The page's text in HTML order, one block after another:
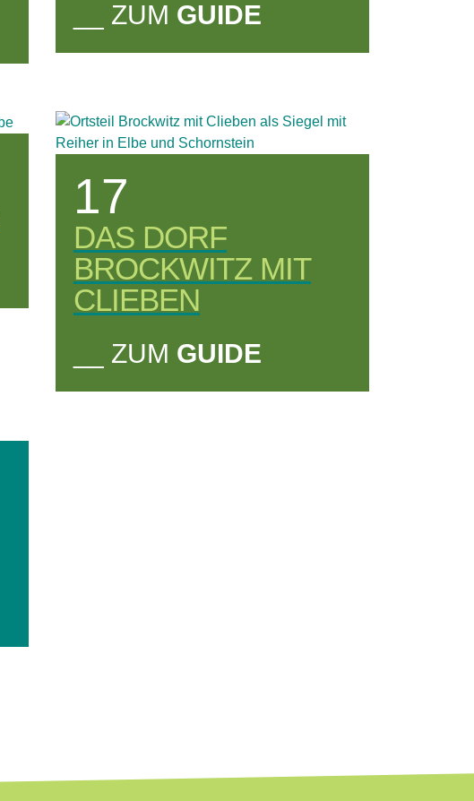
__ ZUM GUIDE
17
DAS DORF
BROCKWITZ MIT
CLIEBEN
__ ZUM GUIDE